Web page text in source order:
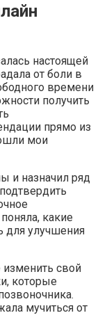
настоящей
от боли в
времени
получить
прямо из
мои
и назначил ряд
какие
для улучшения
изменить свой
которые
мучиться от